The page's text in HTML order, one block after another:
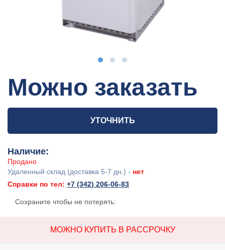
Можно заказать
УТОЧНИТЬ
Наличие:
Продано
Удаленный склад (доставка 5-7 дн.) - нет
Справки по тел: +7 (342) 206-06-83
Сохраните чтобы не потерять:
МОЖНО КУПИТЬ В РАССРОЧКУ